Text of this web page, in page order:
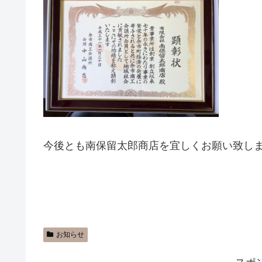
今後とも南保留太郎商店を宜しくお願い致し
お知らせ